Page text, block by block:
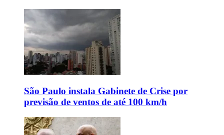
São Paulo instala Gabinete de Crise por
previsão de ventos de até 100 km/h